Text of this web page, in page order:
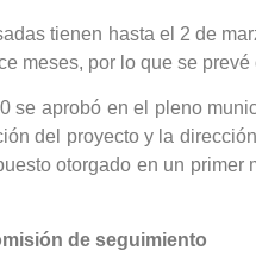
tienen hasta el 2 de
meses, por lo que se
se aprobó en el pleno
del proyecto y la
otorgado en un
de seguimiento